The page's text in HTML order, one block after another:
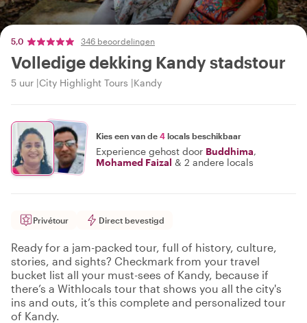
5,0 346 beoordelingen
Volledige dekking Kandy stadstour
5 uur City Highlight Tours Kandy
Kies een van de 4 locals beschikbaar
Experience gehost door Buddhima,
Mohamed Faizal & 2 andere locals
Privétour Direct bevestigd
Ready for a jam-packed tour, full of history, culture,
stories, and sights? Checkmark from your travel
bucket list all your must-sees of Kandy, because if
there’s a Withlocals tour that shows you all the city's
ins and outs, it’s this complete and personalized tour
of Kandy.